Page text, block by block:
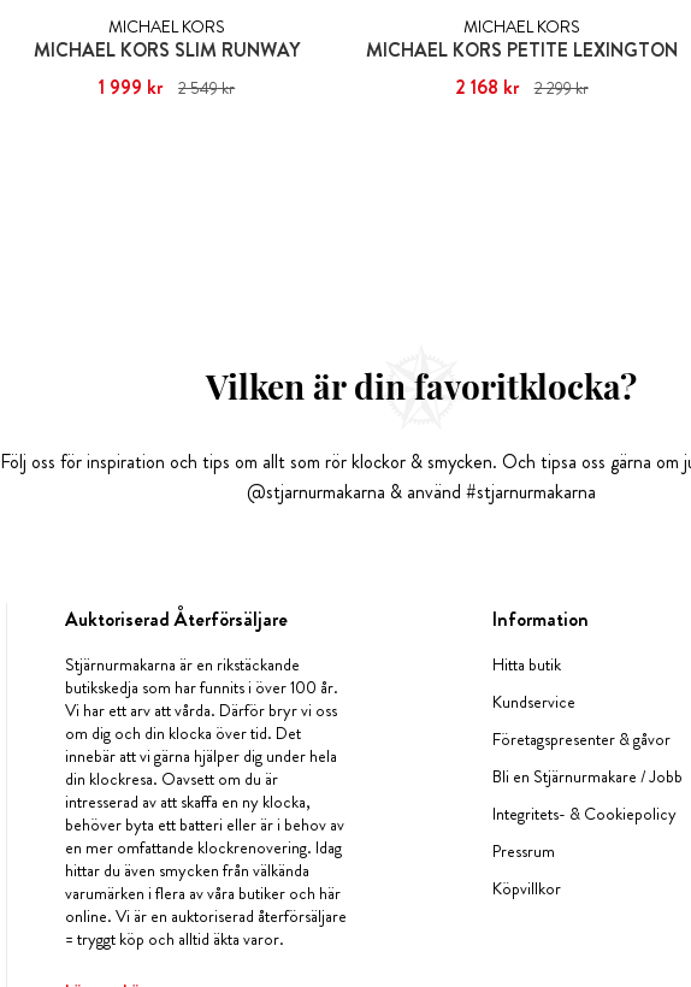
MICHAEL KORS
MICHAEL KORS SLIM RUNWAY
Nuvarande pris:1 999 krTidigare pris
1 999 kr 2 549 kr
MICHAEL KORS
MICHAEL KORS PETITE LEXINGTON
Nuvarande pris: 2 168 krTidigare pris
2 168 kr 2 299 kr
Vilken är din favoritklocka?
Följ oss för inspiration och tips om allt som rör klockor & smycken. Och tipsa oss gärna om
@stjarnurmakarna & använd #stjarnurmakarna
Auktoriserad Återförsäljare
Stjärnurmakarna är en rikstäckande
butikskedja som har funnits i över 100 år.
Vi har ett arv att vårda. Därför bryr vi oss
om dig och din klocka över tid. Det
innebär att vi gärna hjälper dig under hela
din klockresa. Oavsett om du är
intresserad av att skaffa en ny klocka,
behöver byta ett batteri eller är i behov av
en mer omfattande klockrenovering. Idag
hittar du även smycken från välkända
varumärken i flera av våra butiker och här
online. Vi är en auktoriserad återförsäljare
= tryggt köp och alltid äkta varor.
Information
Hitta butik
Kundservice
Företagspresenter & gåvor
Bli en Stjärnurmakare / Jobb
Integritets- & Cookiepolicy
Pressrum
Köpvillkor